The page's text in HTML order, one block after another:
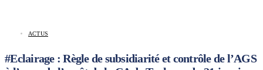
ACTUS
#Eclairage : Règle de subsidiarité et contrôle de l’AGS